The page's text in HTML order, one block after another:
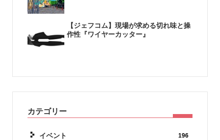
【ジェフコム】現場が求める切れ味と操
作性『ワイヤーカッター』
カテゴリー
イベント 196